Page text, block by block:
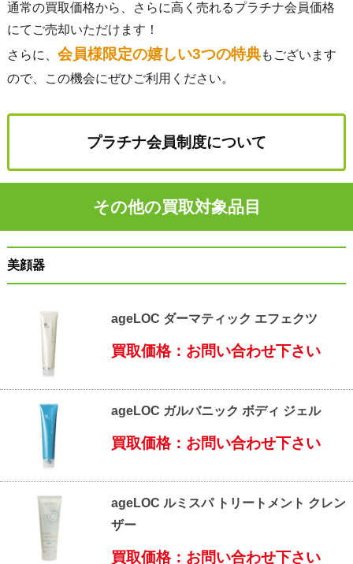
通常の買取価格から、さらに高く売れるプラチナ会員価格
にてご売却いただけます！
さらに、 会員様限定の嬉しい3つの特典もございます
ので、この機会にぜひご利用ください。
プラチナ会員制度について
その他の買取対象品目
美顔器
ageLOC ダーマティック エフェクツ
買取価格：お問い合わせ下さい
ageLOC ガルバニック ボディ ジェル
買取価格：お問い合わせ下さい
ageLOC ルミスパ トリートメント クレン
ザー
買取価格：お問い合わせ下さい